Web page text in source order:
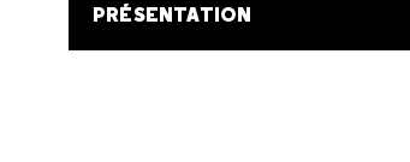
PRÉSENTATION